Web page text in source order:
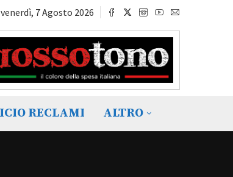
venerdì, 7 Agosto 2026
RECLAMI ALTRO